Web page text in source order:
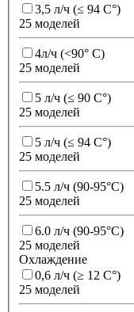
3,5 л/ч (≤ 94 C°)
25 моделей
4л/ч (<90° С)
25 моделей
5 л/ч (≤ 90 C°)
25 моделей
5 л/ч (≤ 94 C°)
25 моделей
5.5 л/ч (90-95°C)
25 моделей
6.0 л/ч (90-95°C)
25 моделей
Охлаждение
0,6 л/ч (≥ 12 C°)
25 моделей